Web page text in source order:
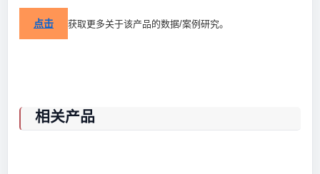
点击 获取更多关于该产品的数据/案例研究。
相关产品